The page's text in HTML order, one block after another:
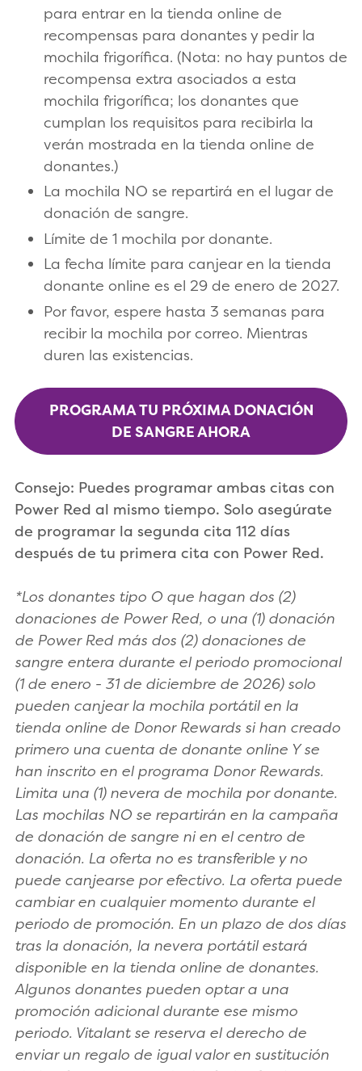
para entrar en la tienda online de
recompensas para donantes y pedir la
mochila frigorífica. (Nota: no hay puntos de
recompensa extra asociados a esta
mochila frigorífica; los donantes que
cumplan los requisitos para recibirla la
verán mostrada en la tienda online de
donantes.)
La mochila NO se repartirá en el lugar de
donación de sangre.
Límite de 1 mochila por donante.
La fecha límite para canjear en la tienda
donante online es el 29 de enero de 2027.
Por favor, espere hasta 3 semanas para
recibir la mochila por correo. Mientras
duren las existencias.
PROGRAMA TU PRÓXIMA DONACIÓN
DE SANGRE AHORA
Consejo: Puedes programar ambas citas con
Power Red al mismo tiempo. Solo asegúrate
de programar la segunda cita 112 días
después de tu primera cita con Power Red.
*Los donantes tipo O que hagan dos (2)
donaciones de Power Red, o una (1) donación
de Power Red más dos (2) donaciones de
sangre entera durante el periodo promocional
(1 de enero - 31 de diciembre de 2026) solo
pueden canjear la mochila portátil en la
tienda online de Donor Rewards si han creado
primero una cuenta de donante online Y se
han inscrito en el programa Donor Rewards.
Limita una (1) nevera de mochila por donante.
Las mochilas NO se repartirán en la campaña
de donación de sangre ni en el centro de
donación. La oferta no es transferible y no
puede canjearse por efectivo. La oferta puede
cambiar en cualquier momento durante el
periodo de promoción. En un plazo de dos días
tras la donación, la nevera portátil estará
disponible en la tienda online de donantes.
Algunos donantes pueden optar a una
promoción adicional durante ese mismo
periodo. Vitalant se reserva el derecho de
enviar un regalo de igual valor en sustitución